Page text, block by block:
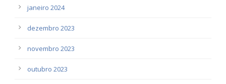
janeiro 2024
dezembro 2023
novembro 2023
outubro 2023